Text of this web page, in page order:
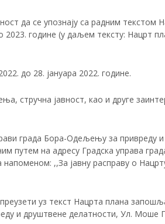
да се упознају са радним текстом
године (у даљем тексту: Нацрт
до 28. јануара 2022. године.
стручна јавност, као и друге
града Бора-Одељењу за привреду
путем на адресу Градска управа
,,За јавну расправу о
уз текст Нацрта плана
и друштвене делатности, Ул. Моше